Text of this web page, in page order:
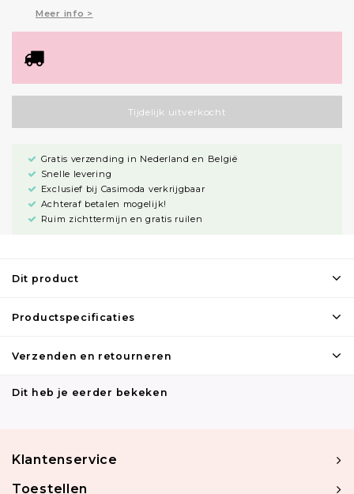
Meer info >
Tijdelijk uitverkocht
Gratis verzending in Nederland en België
Snelle levering
Exclusief bij Casimoda verkrijgbaar
Achteraf betalen mogelijk!
Ruim zichttermijn en gratis ruilen
Dit product
Productspecificaties
Verzenden en retourneren
Dit heb je eerder bekeken
Klantenservice
Toestellen